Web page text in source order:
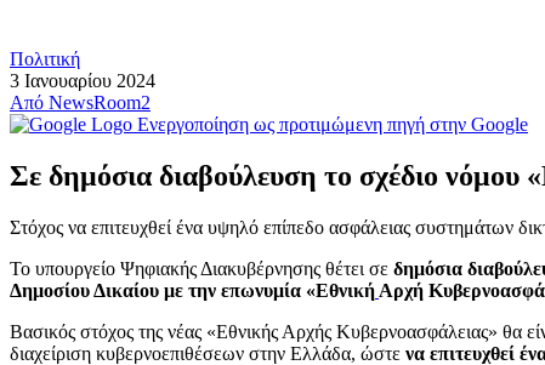
Πολιτική
3 Ιανουαρίου 2024
Από NewsRoom2
Ενεργοποίηση ως προτιμώμενη πηγή στην Google
Σε δημόσια διαβούλευση το σχέδιο νόμου
Στόχος να επιτευχθεί ένα υψηλό επίπεδο ασφάλειας συστημάτων
Το υπουργείο Ψηφιακής Διακυβέρνησης θέτει σε δημόσια
Δημοσίου Δικαίου με την επωνυμία «Εθνική Αρχή
Βασικός στόχος της νέας «Εθνικής Αρχής Κυβερνοασφάλειας» θα
διαχείριση κυβερνοεπιθέσεων στην Ελλάδα, ώστε να επιτευχθεί